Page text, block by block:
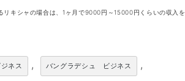
キシャの場合は、1ヶ月で9000円～15000円くらいの収入を
ネス , バングラデシュ ビジネス ,